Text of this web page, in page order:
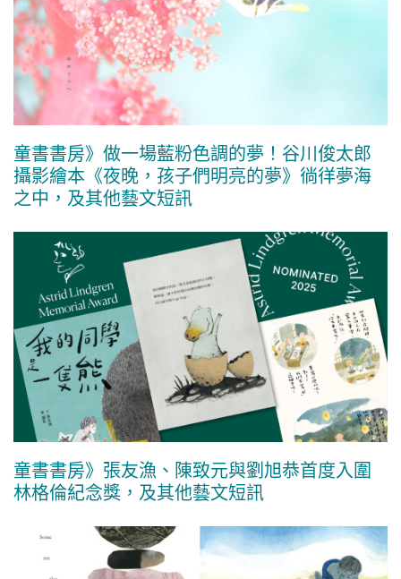
童書書房》做一場藍粉色調的夢！谷川俊太郎
攝影繪本《夜晚，孩子們明亮的夢》徜徉夢海
之中，及其他藝文短訊
童書書房》張友漁、陳致元與劉旭恭首度入圍
林格倫紀念獎，及其他藝文短訊